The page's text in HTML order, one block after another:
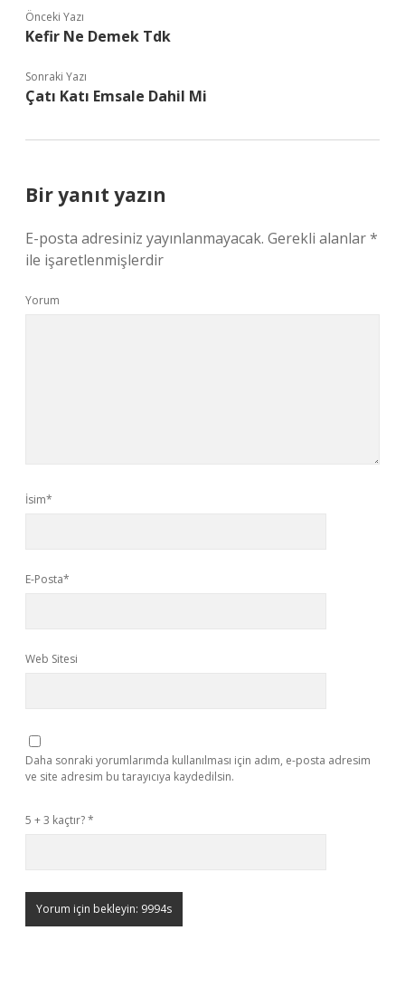
Önceki Yazı
Kefir Ne Demek Tdk
Sonraki Yazı
Çatı Katı Emsale Dahil Mi
Bir yanıt yazın
E-posta adresiniz yayınlanmayacak. Gerekli alanlar*
ile işaretlenmişlerdir
Yorum
İsim*
E-Posta*
Web Sitesi
Daha sonraki yorumlarımda kullanılması için adım, e-posta adresim
ve site adresim bu tarayıcıya kaydedilsin.
5 + 3 kaçtır?*